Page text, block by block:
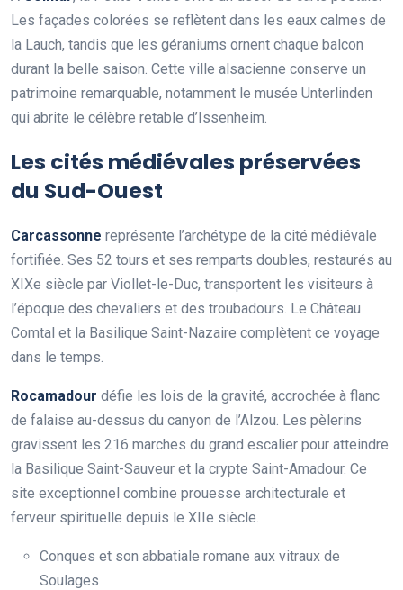
Les façades colorées se reflètent dans les eaux calmes de
la Lauch, tandis que les géraniums ornent chaque balcon
durant la belle saison. Cette ville alsacienne conserve un
patrimoine remarquable, notamment le musée Unterlinden
qui abrite le célèbre retable d’Issenheim.
Les cités médiévales préservées
du Sud-Ouest
Carcassonne représente l’archétype de la cité médiévale
fortifiée. Ses 52 tours et ses remparts doubles, restaurés au
XIXe siècle par Viollet-le-Duc, transportent les visiteurs à
l’époque des chevaliers et des troubadours. Le Château
Comtal et la Basilique Saint-Nazaire complètent ce voyage
dans le temps.
Rocamadour défie les lois de la gravité, accrochée à flanc
de falaise au-dessus du canyon de l’Alzou. Les pèlerins
gravissent les 216 marches du grand escalier pour atteindre
la Basilique Saint-Sauveur et la crypte Saint-Amadour. Ce
site exceptionnel combine prouesse architecturale et
ferveur spirituelle depuis le XIIe siècle.
Conques et son abbatiale romane aux vitraux de
Soulages